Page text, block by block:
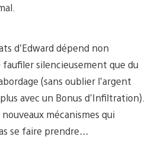
d’Edward dépend non
silencieusement que du
(sans oublier l’argent
avec un Bonus d’Infiltration).
mécanismes qui
se faire prendre…